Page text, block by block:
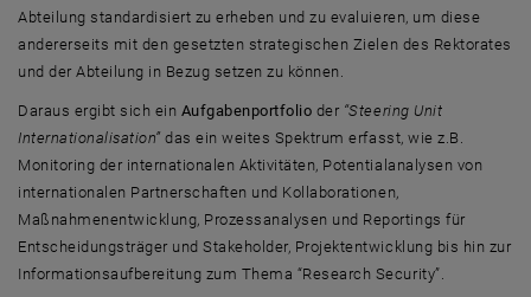
Abteilung standardisiert zu erheben und zu evaluieren, um diese
andererseits mit den gesetzten strategischen Zielen des Rektorates
und der Abteilung in Bezug setzen zu können.
Daraus ergibt sich ein Aufgabenportfolio der “Steering Unit
Internationalisation”das ein weites Spektrum erfasst, wie z.B.
Monitoring der internationalen Aktivitäten, Potentialanalysen von
internationalen Partnerschaften und Kollaborationen,
Maßnahmenentwicklung, Prozessanalysen und Reportings für
Entscheidungsträger und Stakeholder, Projektentwicklung bis hin zur
Informationsaufbereitung zum Thema “Research Security”.